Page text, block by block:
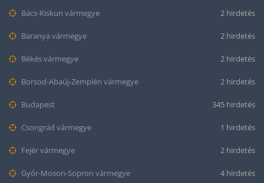
Bács-Kiskun vármegye 2 hirdetés
Baranya vármegye 2 hirdetés
Békés vármegye 2 hirdetés
Borsod-Abaúj-Zemplén vármegye 2 hirdetés
Budapest 345 hirdetés
Csongrád vármegye 1 hirdetés
Fejér vármegye 2 hirdetés
Győr-Moson-Sopron vármegye 4 hirdetés